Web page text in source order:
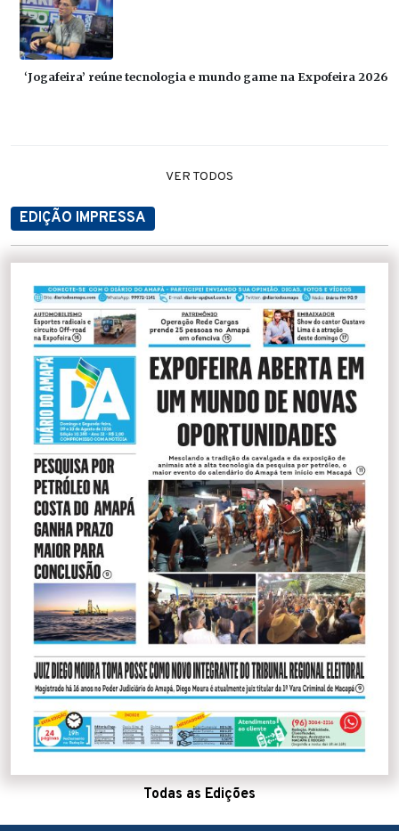
‘Jogafeira’ reúne tecnologia e mundo game na Expofeira 2026
VER TODOS
EDIÇÃO IMPRESSA
Todas as Edições